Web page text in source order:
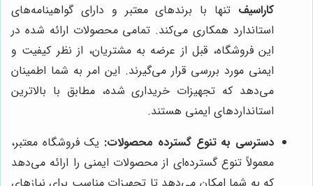
کاراسیف تنها با برندهای معتبر و دارای گواهینامه‌های
استاندارد همکاری می‌کند. تمامی محصولات ارائه شده در
این فروشگاه، قبل از عرضه به مشتریان، از نظر کیفیت و
ایمنی مورد بررسی قرار می‌گیرند. این امر به شما اطمینان
می‌دهد که تجهیزات خریداری شده، مطابق با بالاترین
استانداردهای ایمنی هستند.
دسترسی به تنوع گسترده محصولات: یک فروشگاه معتبر،
معمولاً تنوع گسترده‌ای از محصولات ایمنی را ارائه می‌دهد